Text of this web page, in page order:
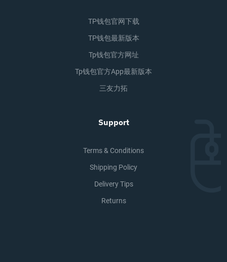
TP钱包官网下载
TP钱包最新版本
Tp钱包官方网址
Tp钱包官方app最新版本
三友力拓
Support
Terms & Conditions
Shipping Policy
Delivery Tips
Returns